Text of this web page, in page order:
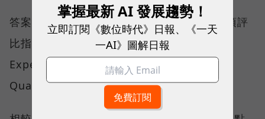
答案，就藏在 Opensignal 最具代表性的兩項評
比指標──可靠性體驗（Reliability
Experience）與品質一致性（Consistent
Quality）。
掌握最新 AI 發展趨勢！
立即訂閱《數位時代》日報、《一天
一AI》圖解日報